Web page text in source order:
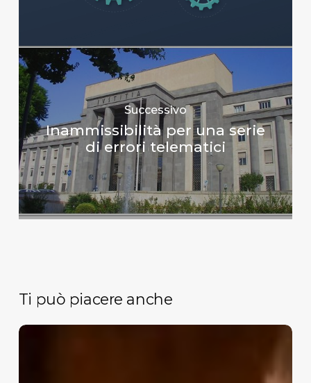
Successivo
Inammissibilità per una serie
di errori telematici
Ti può piacere anche
“Riforma